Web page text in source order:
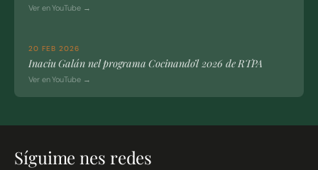
Ver en YouTube →
20 FEB 2026
Inaciu Galán nel programa Cocinando’l 2026 de RTPA
Ver en YouTube →
Síguime nes redes